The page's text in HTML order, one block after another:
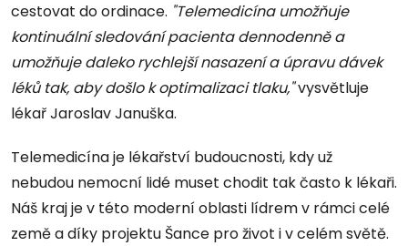
cestovat do ordinace. "Telemedicína umožňuje
kontinuální sledování pacienta dennodenně a
umožňuje daleko rychlejší nasazení a úpravu dávek
léků tak, aby došlo k optimalizaci tlaku,"vysvětluje
lékař Jaroslav Januška.
Telemedicína je lékařství budoucnosti, kdy už
nebudou nemocní lidé muset chodit tak často k lékaři.
Náš kraj je v této moderní oblasti lídrem v rámci celé
země a díky projektu Šance pro život i v celém světě.